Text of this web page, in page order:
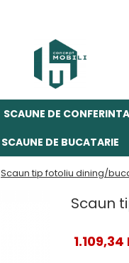
SCAUNE DE CONFERINTA
SCAUNE DE BUCATARIE
Scaun tip fotoliu dining/
Scaun
1.109,34